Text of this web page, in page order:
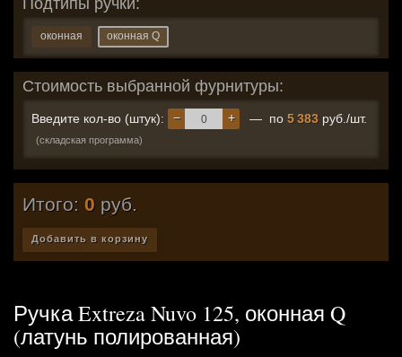
Подтипы ручки:
оконная оконная Q
Стоимость выбранной фурнитуры:
Введите кол-во (штук): +
− — по 5 383 руб./шт.
(складская программа)
Итого: 0 руб.
Добавить в корзину
Ручка Extreza Nuvo 125, оконная Q
(латунь полированная)